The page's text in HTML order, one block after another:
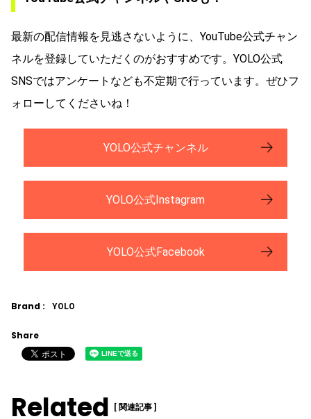
最新の配信情報を見逃さないように、YouTube公式チャン
ネルを登録していただくのがおすすめです。YOLO公式
SNSではアンケートなども不定期で行っています。ぜひフ
ォローしてくださいね！
YOLO公式チャンネル
YOLO公式Instagram
YOLO公式Facebook
Brand : YOLO
Share
Related [ 関連記事 ]